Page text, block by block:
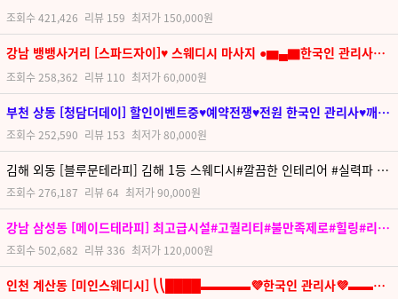
최저가 150,000원
리뷰 159
조회수421,426
강남 뱅뱅사거리 [스파드자이]♥ 스웨디시 마사지 ●▆▄▇한국인 관리사●▆▄▇ ♥ 따뜻한 손길로 스웨디시 마사지를 받아보세요 (ว˙o˙)ว
최저가60,000원
리뷰 110
조회수258,362
부천 상동 [청담더데이] 할인이벤트중♥예약전쟁♥전원 한국인 관리사♥깨끗한 각룸샤워실, 단체문의 환영♥시설1위 재방문1위♥명품스웨디시
최저가80,000원
리뷰 153
조회수252,590
김해 외동 [블루문테라피] 김해 1등 스웨디시#깔끔한 인테리어 #실력파 한국관리사
최저가90,000원
리뷰64
조회수276,187
강남 삼성동 [메이드테라피] 최고급시설#고퀄리티#불만족제로#힐링#리뉴얼재오픈
최저가 120,000원
리뷰336
조회수502,682
인천 계산동 [미인스웨디시] ⎝⎝████▬▬▬▬💜한국인 관리사💜▬▬▬▬████⎠⎠재방문 100%💛인천 1등 스웨디시💛